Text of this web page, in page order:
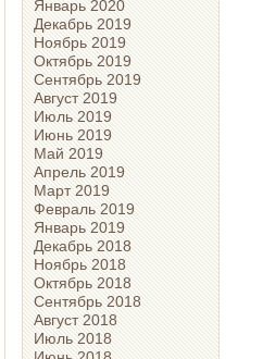
Январь 2020
Декабрь 2019
Ноябрь 2019
Октябрь 2019
Сентябрь 2019
Август 2019
Июль 2019
Июнь 2019
Май 2019
Апрель 2019
Март 2019
Февраль 2019
Январь 2019
Декабрь 2018
Ноябрь 2018
Октябрь 2018
Сентябрь 2018
Август 2018
Июль 2018